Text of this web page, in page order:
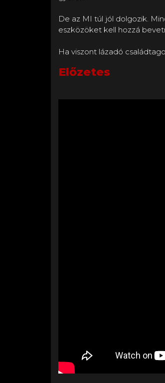
De az MI túl jól dolgozik.
eszközöket kell hozzá
Előzetes